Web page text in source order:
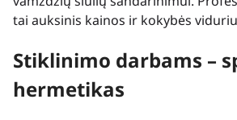
tai auksinis kainos ir kokybės
Stiklinimo darbams –
hermetikas